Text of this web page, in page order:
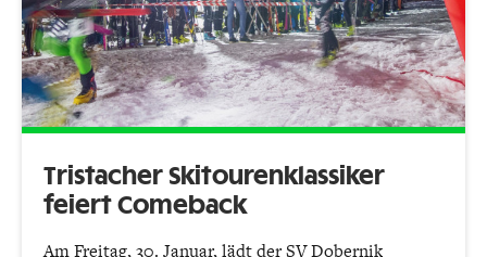
Tristacher Skitourenklassiker
feiert Comeback
Am Freitag, 30. Januar, lädt der SV Dobernik